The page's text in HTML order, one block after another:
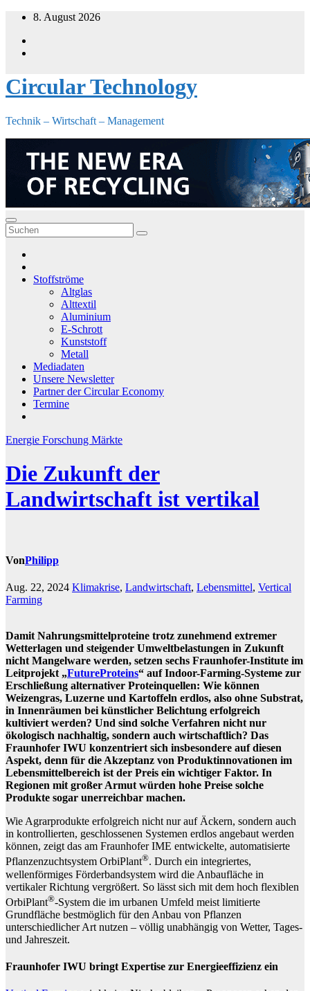
Zum
springen
8. August 2026
Circular Technology
Technik – Wirtschaft – Management
Stoffströme
Altglas
Alttextil
Aluminium
E-Schrott
Kunststoff
Metall
Mediadaten
Unsere Newsletter
Partner der Circular Economy
Termine
Energie Forschung Märkte
Die Zukunft der
Landwirtschaft ist vertikal
VonPhilipp
Aug. 22, 2024 Klimakrise, Landwirtschaft, Lebensmittel, Vertical
Farming
Damit Nahrungsmittelproteine trotz zunehmend extremer
Wetterlagen und steigender Umweltbelastungen in Zukunft
nicht Mangelware werden, setzen sechs Fraunhofer-Institute im
Leitprojekt „FutureProteins“ auf Indoor-Farming-Systeme zur
Erschließung alternativer Proteinquellen: Wie können
Weizengras, Luzerne und Kartoffeln erdlos, also ohne Substrat,
in Innenräumen bei künstlicher Belichtung erfolgreich
kultiviert werden? Und sind solche Verfahren nicht nur
ökologisch nachhaltig, sondern auch wirtschaftlich? Das
Fraunhofer IWU konzentriert sich insbesondere auf diesen
Aspekt, denn für die Akzeptanz von Produktinnovationen im
Lebensmittelbereich ist der Preis ein wichtiger Faktor. In
Regionen mit großer Armut würden hohe Preise solche
Produkte sogar unerreichbar machen.
Wie Agrarprodukte erfolgreich nicht nur auf Äckern, sondern auch
in kontrollierten, geschlossenen Systemen erdlos angebaut werden
können, zeigt das am Fraunhofer IME entwickelte, automatisierte
Pflanzenzuchtsystem OrbiPlant®. Durch ein integriertes,
wellenförmiges Förderbandsystem wird die Anbaufläche in
vertikaler Richtung vergrößert. So lässt sich mit dem hoch flexiblen
OrbiPlant®-System die im urbanen Umfeld meist limitierte
Grundfläche bestmöglich für den Anbau von Pflanzen
unterschiedlicher Art nutzen – völlig unabhängig von Wetter, Tages-
und Jahreszeit.
Fraunhofer IWU bringt Expertise zur Energieeffizienz ein